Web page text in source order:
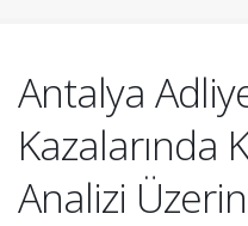
Antalya
Kazalarında
Analizi